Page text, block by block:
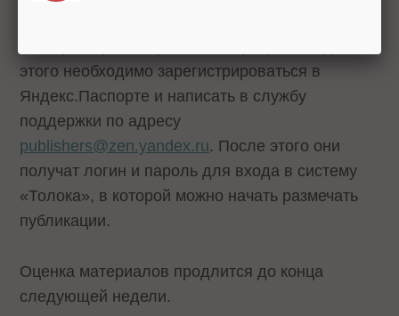
этого необходимо зарегистрироваться в
Яндекс.Паспорте и написать в службу
поддержки по адресу
publishers@zen.yandex.ru. После этого они
получат логин и пароль для входа в систему
«Толока», в которой можно начать размечать
публикации.
Оценка материалов продлится до конца
следующей недели.